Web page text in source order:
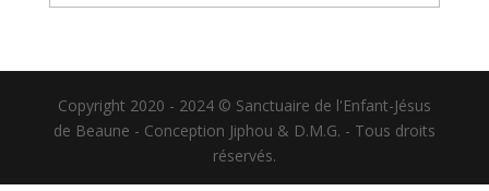
Copyright 2020 - 2024 © Sanctuaire de l'Enfant-Jésus
de Beaune - Conception Jiphou & D.M.G. - Tous droits
réservés.